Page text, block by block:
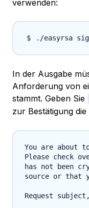
verwenden:
In der Ausgabe
Anforderung von
stammt. Geben Sie
zur Bestätigung die
You are about
Please check
has not been
source or that
Request